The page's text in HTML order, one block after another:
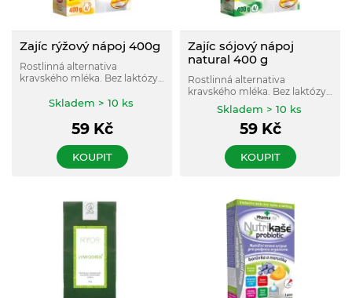
Zajíc rýžový nápoj 400g
Rostlinná alternativa
kravského mléka. Bez laktózy
Skladem > 10 ks
59Kč
KOUPIT
Zajíc sójový nápoj
natural 400 g
Rostlinná alternativa
kravského mléka. Bez laktózy
a bez lepku.Skladem > 10 ks
59Kč
KOUPIT